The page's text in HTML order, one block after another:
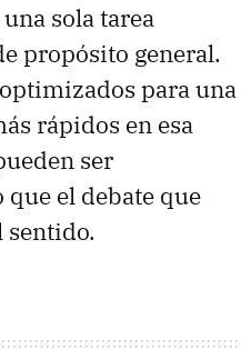
sola tarea
propósito general.
para una
rápidos en esa
ser
el debate que
sentido.